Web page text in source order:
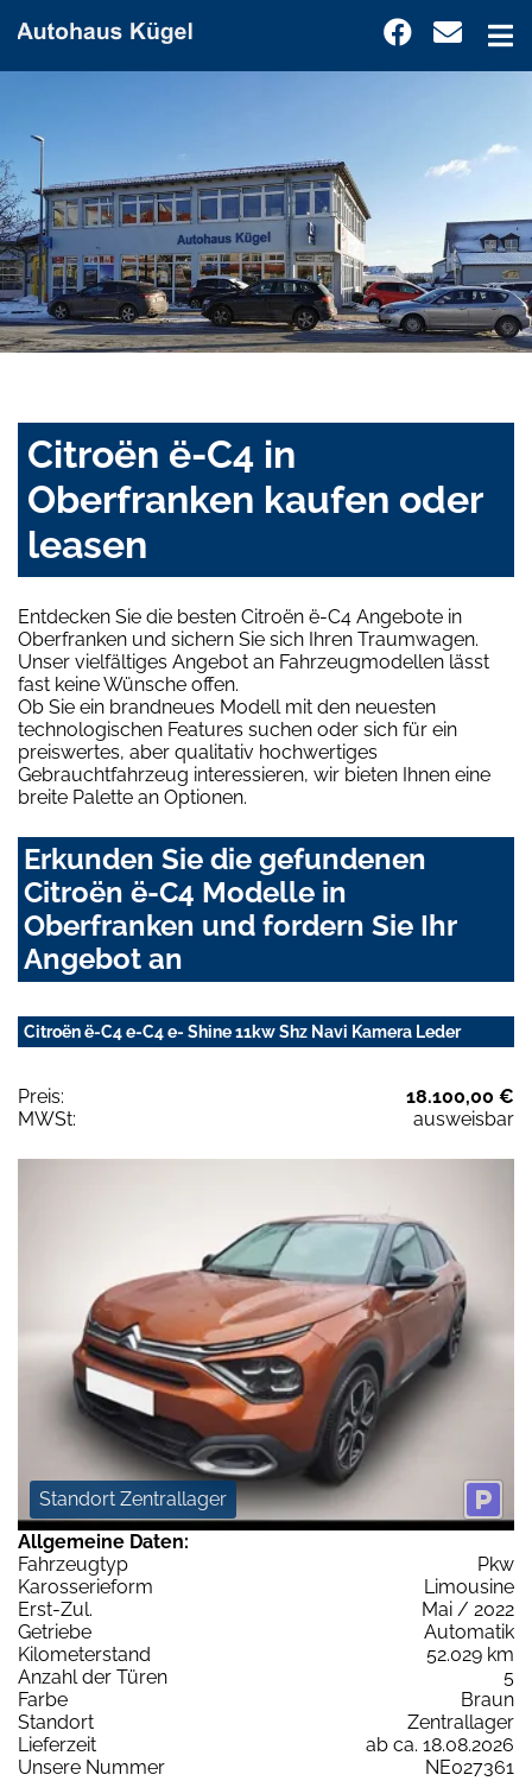
Citroën ë-C4 in
Oberfranken kaufen oder
leasen
Entdecken Sie die besten Citroën ë-C4 Angebote in
Oberfranken und sichern Sie sich Ihren Traumwagen.
Unser vielfältiges Angebot an Fahrzeugmodellen lässt
fast keine Wünsche offen.
Ob Sie ein brandneues Modell mit den neuesten
technologischen Features suchen oder sich für ein
preiswertes, aber qualitativ hochwertiges
Gebrauchtfahrzeug interessieren, wir bieten Ihnen eine
breite Palette an Optionen.
Erkunden Sie die gefundenen
Citroën ë-C4 Modelle in
Oberfranken und fordern Sie Ihr
Angebot an
Citroën ë-C4 e-C4 e- Shine 11kw Shz Navi Kamera Leder
Preis:
18.100,00 €
MWSt:
ausweisbar
Standort Zentrallager
Allgemeine Daten:
Fahrzeugtyp
Pkw
Karosserieform
Limousine
Erst-Zul.
Mai / 2022
Getriebe
Automatik
Kilometerstand
52.029 km
Anzahl der Türen
5
Farbe
Braun
Standort
Zentrallager
Lieferzeit
ab ca. 18.08.2026
Unsere Nummer
NE027361